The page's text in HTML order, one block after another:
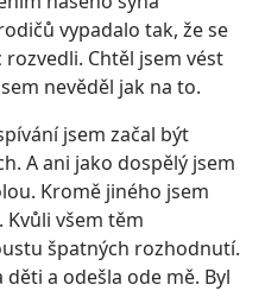
vypadalo tak, že se
Chtěl jsem vést
nevěděl jak na to.
jsem začal být
A ani jako dospělý jsem
Kromě jiného jsem
všem těm
špatných rozhodnutí.
děti a odešla ode mě. Byl